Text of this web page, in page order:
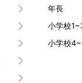
年長
小学校
小学校